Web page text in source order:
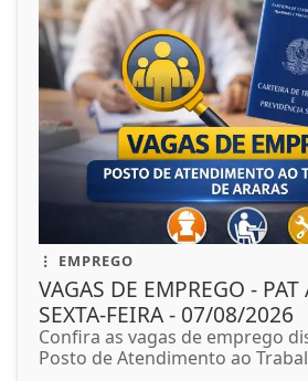
EMPREGO
VAGAS DE EMPREGO - PAT
SEXTA-FEIRA - 07/08/2026
Confira as vagas de emprego
Posto de Atendimento ao